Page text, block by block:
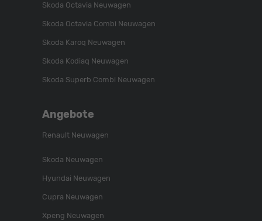
Skoda Octavia Neuwagen
Skoda Octavia Combi Neuwagen
Skoda Karoq Neuwagen
Skoda Kodiaq Neuwagen
Skoda Superb Combi Neuwagen
Angebote
Renault Neuwagen
Skoda Neuwagen
Hyundai Neuwagen
Cupra Neuwagen
Xpeng Neuwagen